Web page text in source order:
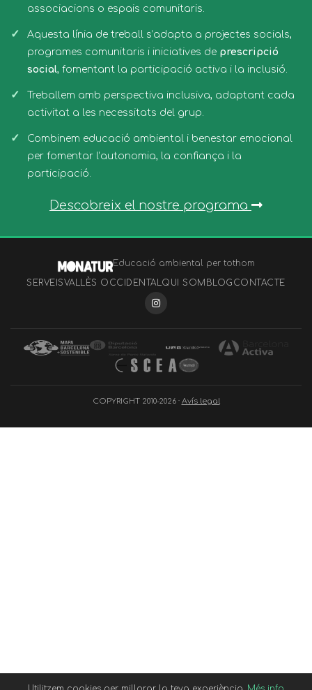
associacions o espais comunitaris.
Aquesta línia de treball s’adapta a projectes socials,
programes comunitaris i iniciatives de prescripció
social, fomentant la participació activa i la inclusió.
Treballem amb perspectiva inclusiva, adaptant cada
activitat a les necessitats del grup.
Combinem educació ambiental i benestar emocional
per fomentar l’autonomia, la confiança i la
participació.
Descobreix el nostre programa
Educació ambiental per tothom
SERVEISVALLÈS OCCIDENTAL QUI SOM BLOG CONTACTE
COPYRIGHT 2010-2026 · Avís legal